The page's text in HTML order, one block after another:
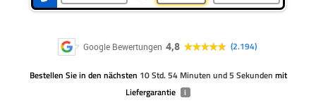
Google Bewertungen 4,8 2.194
Bestellen Siein den nächsten 10 Std. 54 Minuten und 5 Sekunden mit
Liefergarantie
i